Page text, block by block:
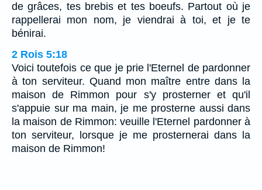
de grâces, tes brebis et tes boeufs. Partout où je
rappellerai mon nom, je viendrai à toi, et je te
bénirai.
2 Rois 5:18
Voici toutefois ce que je prie l'Eternel de pardonner
à ton serviteur. Quand mon maître entre dans la
maison de Rimmon pour s'y prosterner et qu'il
s'appuie sur ma main, je me prosterne aussi dans
la maison de Rimmon: veuille l'Eternel pardonner à
ton serviteur, lorsque je me prosternerai dans la
maison de Rimmon!